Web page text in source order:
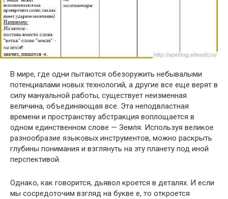
В мире, где одни пытаются обезоружить небывалыми
потенциалами новых технологий, а другие все еще верят в
силу мануальной работы, существует неизменная
величина, объединяющая все. Эта неподвластная
времени и пространству абстракция воплощается в
одном единственном слове — Земля. Используя великое
разнообразие языковых инструментов, можно раскрыть
глубины понимания и взглянуть на эту планету под иной
перспективой.
Однако, как говорится, дьявол кроется в деталях. И если
мы сосредоточим взгляд на букве е, то откроется